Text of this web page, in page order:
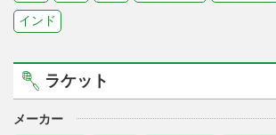
インド
ラケット
メーカー